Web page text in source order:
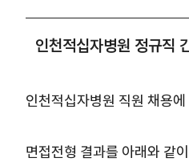
인천적십자병원 정규직
인천적십자병원 직원 채용
면접전형 결과를 아래와 같